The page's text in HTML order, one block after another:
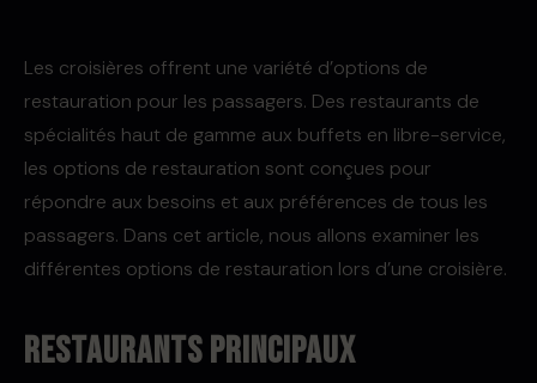
Les croisières offrent une variété d’options de
restauration pour les passagers. Des restaurants de
spécialités haut de gamme aux buffets en libre-service,
les options de restauration sont conçues pour
répondre aux besoins et aux préférences de tous les
passagers. Dans cet article, nous allons examiner les
différentes options de restauration lors d’une croisière.
Restaurants principaux